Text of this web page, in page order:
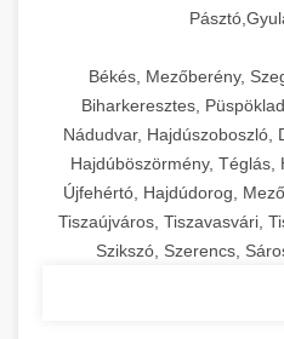
Békés, Mezőberény,
Biharkeresztes,
Nádudvar, Hajdúszoboszló,
Hajdúböszörmény, Téglás,
Újfehértó, Hajdúdorog,
Tiszaújváros, Tiszavasvári,
Szikszó, Szerencs,